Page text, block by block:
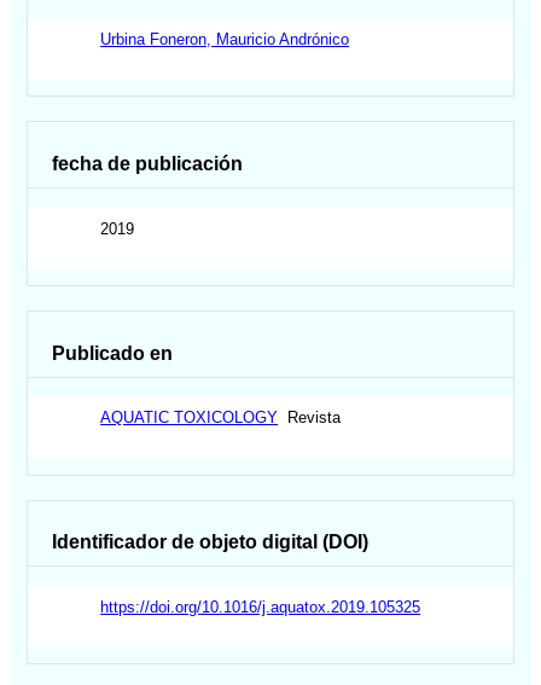
Urbina Foneron, Mauricio Andrónico
fecha de publicación
2019
Publicado en
AQUATIC TOXICOLOGY Revista
Identificador de objeto digital (DOI)
https://doi.org/10.1016/j.aquatox.2019.105325